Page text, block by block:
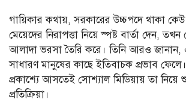
গায়িকার কথায়, সরকারের উচ্চপদে থাকা কেউ
মেয়েদের নিরাপত্তা নিয়ে স্পষ্ট বার্তা দেন,
আলাদা ভরসা তৈরি করে। তিনি আরও জানান,
সাধারণ মানুষের কাছে ইতিবাচক প্রভাব
প্রকাশ্যে আসতেই সোশ্যাল মিডিয়ায় তা নিয়ে
প্রতিক্রিয়া।